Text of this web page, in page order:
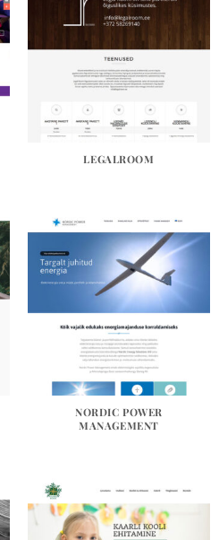
LEGALROOM
NORDIC POWER
MANAGEMENT